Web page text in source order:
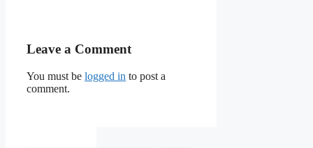
Leave a Comment
You must be logged in to post a
comment.